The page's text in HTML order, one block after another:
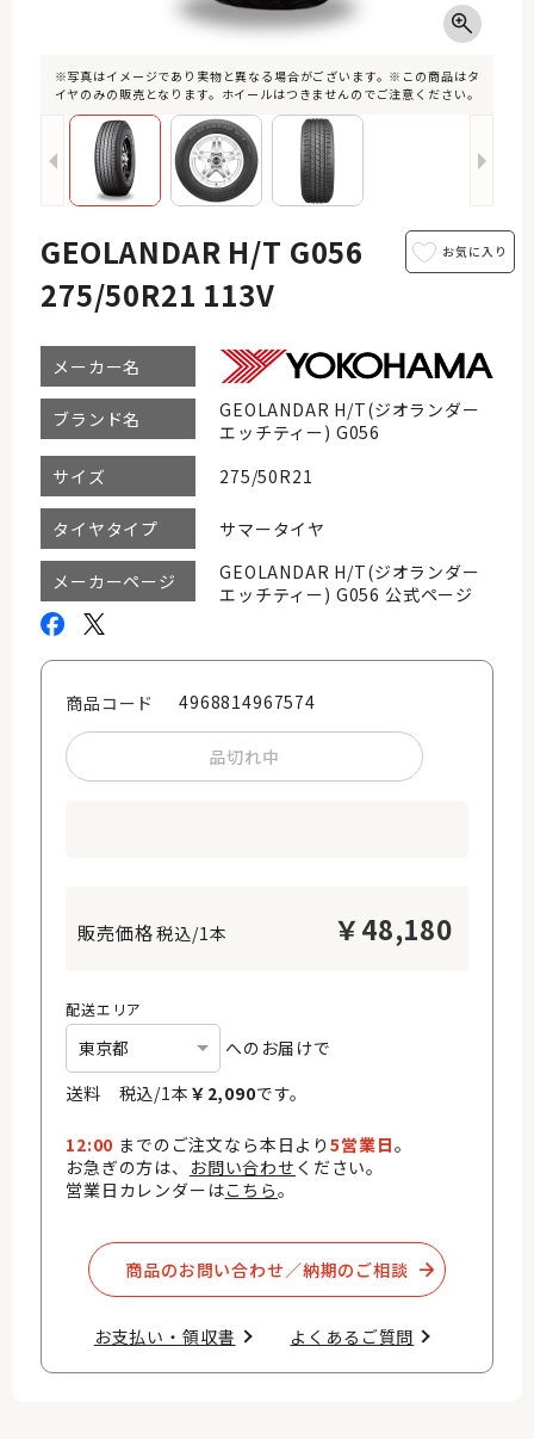
※写真はイメージであり実物と異なる場合がございます。※この商品はタ
イヤのみの販売となります。ホイールはつきませんのでご注意ください。
GEOLANDAR H/T G056
275/50R21 113V
メーカー名
ブランド名
GEOLANDAR H/T(ジオランダー
エッチティー) G056
サイズ
275/50R21
タイヤタイプ サマータイヤ
メーカーページ
GEOLANDAR H/T(ジオランダー
エッチティー) G056 公式ページ
商品コード 4968814967574
品切れ中
税込/1本 ￥48,180
配送エリア
へのお届けで
送料 税込/1本 ￥ 2,090です。
12:00 までのご注文なら本日より5営業日。
お急ぎの方は、 お問い合わせ ください。
営業日カレンダーはこちら。
商品のお問い合わせ／納期のご相談​
お支払い・領収書​ よくあるご質問​